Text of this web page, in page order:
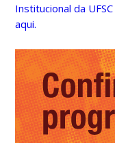
Institucional da UFSC
aqui.
02:00
03:00
04:00